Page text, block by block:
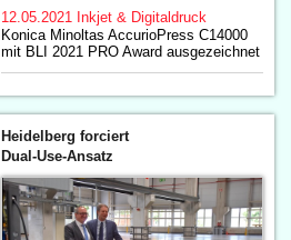
12.05.2021
Inkjet & Digitaldruck
Konica Minoltas AccurioPress C14000
mit BLI 2021 PRO Award ausgezeichnet
Heidelberg forciert
Dual-Use-Ansatz